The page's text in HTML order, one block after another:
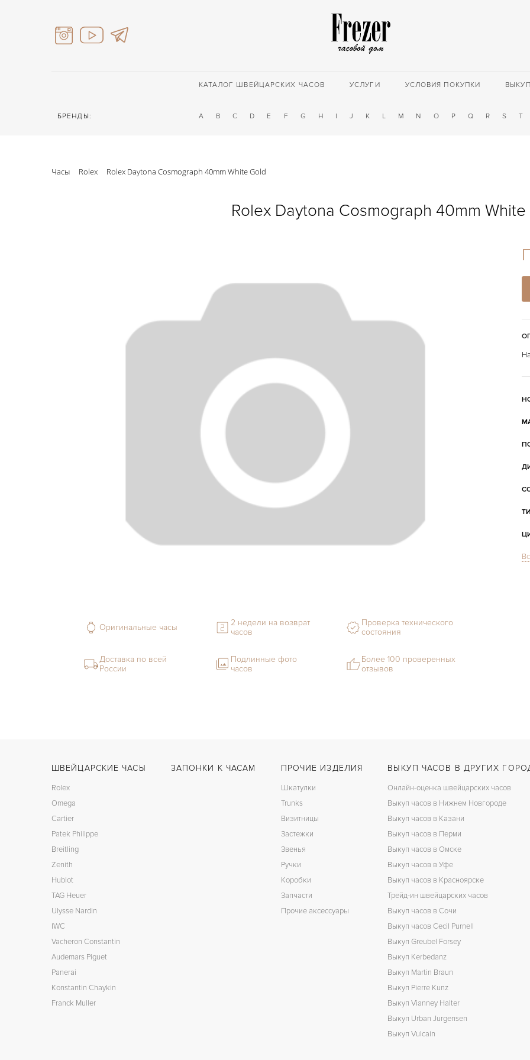
КАТАЛОГ ШВЕЙЦАРСКИХ ЧАСОВ УСЛУГИ УСЛОВИЯ ПОКУПКИ ВЫКУП
БРЕНДЫ: A B C D E F G H I J K L M N O P Q R S T
Часы Rolex Rolex Daytona Cosmograph 40mm White Gold
Rolex Daytona Cosmograph 40mm White
Оригинальные часы
2 недели на возврат
часов
Проверка технического
состояния
Доставка по всей
России
Подлинные фото
часов
Более 100 проверенных
отзывов
ШВЕЙЦАРСКИЕ ЧАСЫ
Rolex
Omega
Cartier
Patek Philippe
Breitling
Zenith
Hublot
TAG Heuer
Ulysse Nardin
IWC
Vacheron Constantin
Audemars Piguet
Panerai
Konstantin Chaykin
Franck Muller
ЗАПОНКИ К ЧАСАМ ПРОЧИЕ ИЗДЕЛИЯ
Шкатулки
Trunks
Визитницы
Застежки
Звенья
Ручки
Коробки
Запчасти
Прочие аксессуары
ВЫКУП ЧАСОВ В ДРУГИХ
Онлайн-оценка швейцарских часов
Выкуп часов в Нижнем Новгороде
Выкуп часов в Казани
Выкуп часов в Перми
Выкуп часов в Омске
Выкуп часов в Уфе
Выкуп часов в Красноярске
Трейд-ин швейцарских часов
Выкуп часов в Сочи
Выкуп часов Cecil Purnell
Выкуп Greubel Forsey
Выкуп Kerbedanz
Выкуп Martin Braun
Выкуп Pierre Kunz
Выкуп Vianney Halter
Выкуп Urban Jurgensen
Выкуп Vulcain